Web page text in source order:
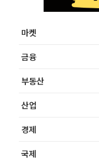
마켓
금융
부동산
산업
경제
국제